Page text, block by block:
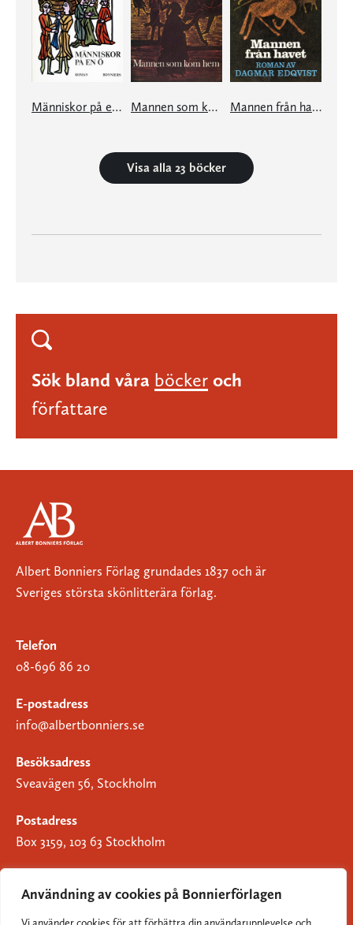
Användning av cookies på Bonnierförlagen
Människor på en ö Mannen som kom hem Mannen från havet
Visa alla 23 böcker
Sök bland våra böcker och
författare
Albert Bonniers Förlag grundades 1837 och är
Sveriges största skönlitterära förlag.
Telefon
08-696 86 20
E-postadress
info@albertbonniers.se
Besöksadress
Sveavägen 56, Stockholm
Postadress
Box 3159, 103 63 Stockholm